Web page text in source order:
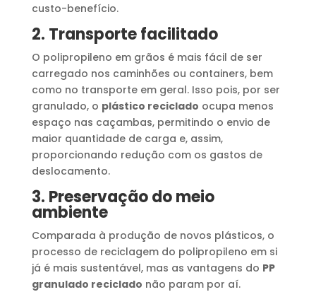
custo-benefício.
2. Transporte facilitado
O polipropileno em grãos é mais fácil de ser
carregado nos caminhões ou containers, bem
como no transporte em geral. Isso pois, por ser
granulado, o plástico reciclado ocupa menos
espaço nas caçambas, permitindo o envio de
maior quantidade de carga e, assim,
proporcionando redução com os gastos de
deslocamento.
3. Preservação do meio
ambiente
Comparada à produção de novos plásticos, o
processo de reciclagem do polipropileno em si
já é mais sustentável, mas as vantagens do PP
granulado reciclado não param por aí.